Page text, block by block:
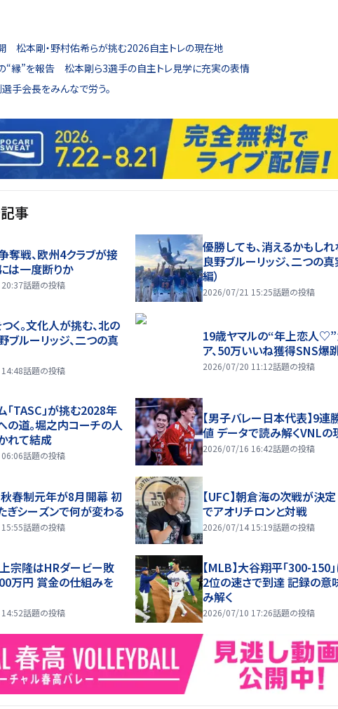
松本剛・野村佑希らが挑む2026自主トレの現在地
“縁”を報告 松本剛ら3選手の自主トレ見学に充実の表情
選手会長をみんなで労う。
事
奪戦、欧州4クラブが接
は一度断りか
話題の投稿
優勝しても、消えるかもしれ
良野ブルーリッジ、二つの真
編）
2026/07/21 15:25話題の投稿
く。文化人が挑む、北の
ブルーリッジ、二つの真
話題の投稿
19歳ヤマルの“年上恋人
ア、50万いいね獲得SNS爆
2026/07/20 11:12話題の投稿
「TASC」が挑む2028年
の道。堀之内コーチの人
れて結成
話題の投稿
【男子バレー日本代表】9連
値 データで読み解くVNLの
2026/07/16 16:42話題の投稿
秋春制元年が8月開幕 初
ぎシーズンで何が変わる
話題の投稿
【UFC】朝倉海の次戦が決
でアオリチロンと対戦
2026/07/14 15:19話題の投稿
上宗隆はHRダービー敗
万円 賞金の仕組みを
話題の投稿
【MLB】大谷翔平「300-150
2位の速さで到達 記録の意
み解く
2026/07/10 17:26話題の投稿